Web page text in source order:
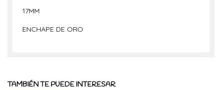
17MM
ENCHAPE DE ORO
TAMBIÉN TE PUEDE INTERESAR